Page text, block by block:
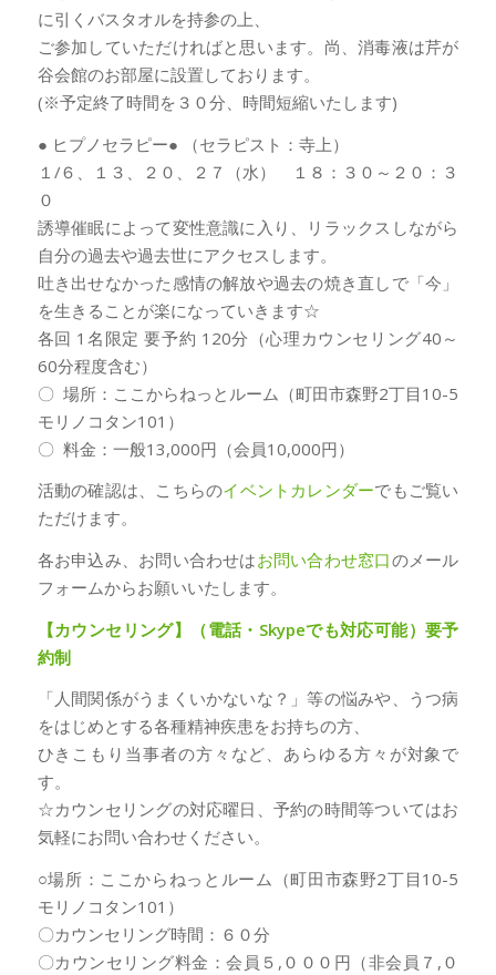
に引くバスタオルを持参の上、
ご参加していただければと思います。尚、消毒液は芹が
谷会館のお部屋に設置しております。
(※予定終了時間を３０分、時間短縮いたします)
● ヒプノセラピー● （セラピスト：寺上）
１/６、１３、２０、２７（水） １８：３０～２０：３
０
誘導催眠によって変性意識に入り、リラックスしながら
自分の過去や過去世にアクセスします。
吐き出せなかった感情の解放や過去の焼き直しで「今」
を生きることが楽になっていきます☆
各回 1名限定 要予約 120分（心理カウンセリング40～
60分程度含む）
〇 場所：ここからねっとルーム（町田市森野2丁目10-5
モリノコタン101）
〇 料金：一般13,000円（会員10,000円）
活動の確認は、こちらのイベントカレンダーでもご覧い
ただけます。
各お申込み、お問い合わせはお問い合わせ窓口のメール
フォームからお願いいたします。
【カウンセリング】（電話・Skypeでも対応可能）要予
約制
「人間関係がうまくいかないな？」等の悩みや、うつ病
をはじめとする各種精神疾患をお持ちの方、
ひきこもり当事者の方々など、あらゆる方々が対象で
す。
☆カウンセリングの対応曜日、予約の時間等ついてはお
気軽にお問い合わせください。
○場所：ここからねっとルーム（町田市森野2丁目10-5
モリノコタン101）
〇カウンセリング時間：６０分
〇カウンセリング料金：会員５,０００円（非会員７,０